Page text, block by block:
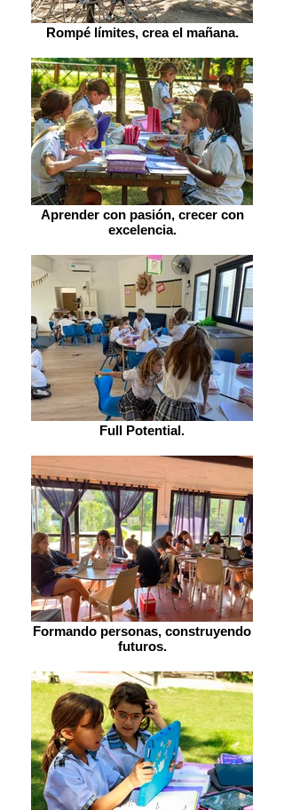
Rompé límites, crea el mañana.
Aprender con pasión, crecer con
excelencia.
Full Potential.
Formando personas, construyendo
futuros.